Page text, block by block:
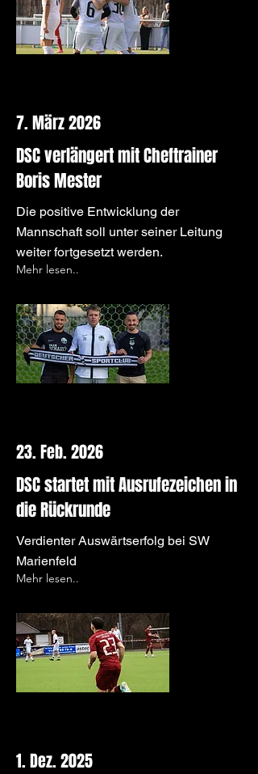
7. März 2026
DSC verlängert mit Cheftrainer
Boris Mester
Die positive Entwicklung der
Mannschaft soll unter seiner Leitung
weiter fortgesetzt werden.
Mehr lesen..
23. Feb. 2026
DSC startet mit Ausrufezeichen in
die Rückrunde
Verdienter Auswärtserfolg bei SW
Marienfeld
Mehr lesen..
1. Dez. 2025